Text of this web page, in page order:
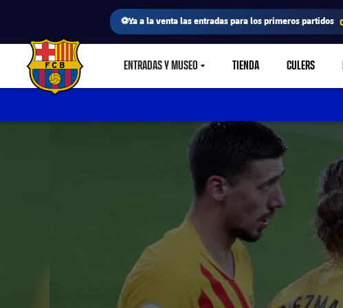
⚽Ya a la venta las entradas para los primeros partidos
FC Barcelona club badge ENTRADAS Y MUSEOLABEL.SHARE.CARETDOWN
TIENDA CULERS